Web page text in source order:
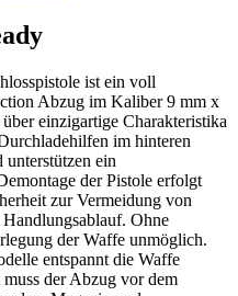
ist ein voll
Abzug im Kaliber 9 mm x
einzigartige Charakteristika
im hinteren
unterstützen ein
der Pistole erfolgt
zur Vermeidung von
Ohne
der Waffe unmöglich.
entspannt die Waffe
der Abzug vor dem